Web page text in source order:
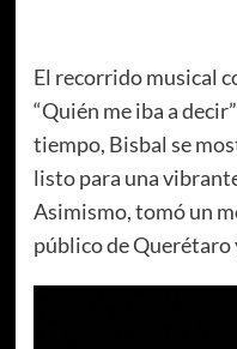
El recorrido musical
“Quién me iba a
tiempo, Bisbal se
listo para una
Asimismo, tomó un
público de Querétaro